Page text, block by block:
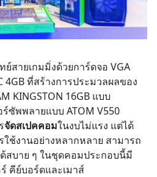
สายเกมมิ่งด้วยการ์ดจอ VGA
4GB ที่สร้างการประมวลผลของ
KINGSTON 16GB แบบ
ซัพพลายแบบ ATOM V550
จัดสเปคคอมในงบไม่แรง แต่ได้
ช้งานอย่างหลากหลาย สามารถ
สบาย ๆ ในชุดคอมประกอบนี้มี
คีย์บอร์ดและเมาส์